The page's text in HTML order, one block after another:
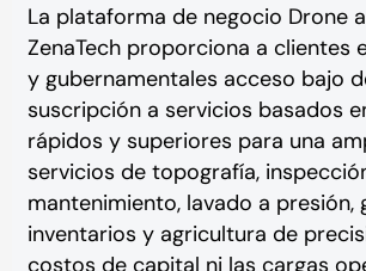
La plataforma de negocio Drone
ZenaTech proporciona a clientes
y gubernamentales acceso bajo
suscripción a servicios basados
rápidos y superiores para una
servicios de topografía,
mantenimiento, lavado a presión,
inventarios y agricultura de
costos de capital ni las cargas